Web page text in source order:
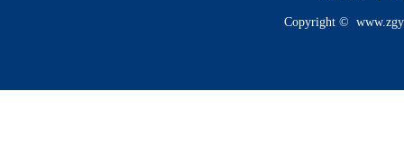
Copyright ©